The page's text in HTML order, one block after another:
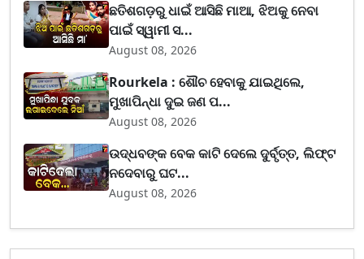
ଛତିଶଗଡ଼ରୁ ଧାଇଁ ଆସିଛି ମାଆ, ଝିଅକୁ ନେବା
ପାଇଁ ସ୍ୱାମୀ ସ...
August 08, 2026
Rourkela : ଶୌଚ ହେବାକୁ ଯାଇଥିଲେ,
ମୁଖାପିନ୍ଧା ଦୁଇ ଜଣ ପ...
August 08, 2026
ଉଦ୍ଧବଙ୍କ ବେକ କାଟି ଦେଲେ ଦୁର୍ବୃତ୍ତ, ଲିଫ୍ଟ
ନଦେବାରୁ ଘଟ...
August 08, 2026